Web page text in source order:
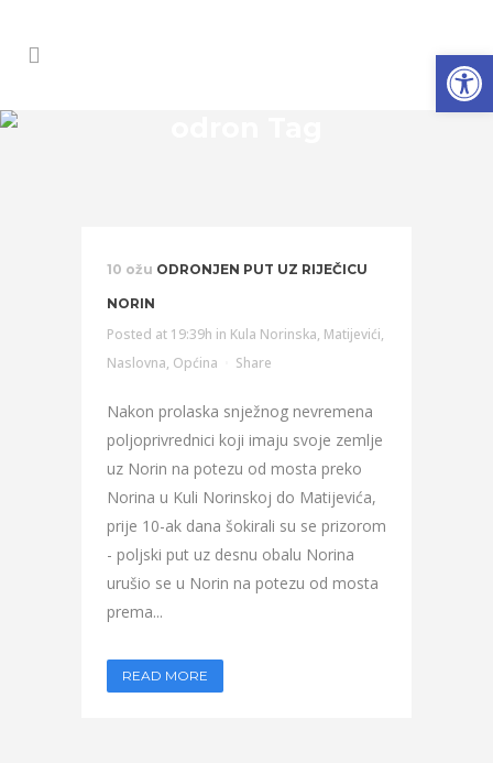
10 ožu ODRONJEN PUT UZ RIJEČICU
NORIN
Posted at 19:39h in Kula Norinska, Matijevići,
Naslovna, Općina Share
Nakon prolaska snježnog nevremena
poljoprivrednici koji imaju svoje zemlje
uz Norin na potezu od mosta preko
Norina u Kuli Norinskoj do Matijevića,
prije 10-ak dana šokirali su se prizorom
- poljski put uz desnu obalu Norina
urušio se u Norin na potezu od mosta
prema...
READ MORE